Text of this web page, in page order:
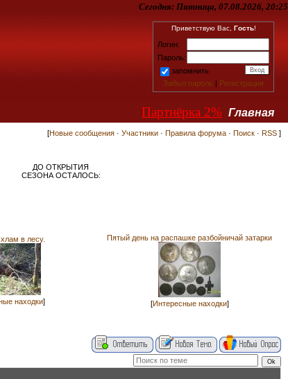
Сегодня: Пятница, 07.08.2026, 20:25
Приветствую Вас, Гость!
Логин:
Пароль:
запомнить
Забыл пароль | Регистрация
Партнёрка 2% Главная
[Новые сообщения · Участники · Правила форума · Поиск · RSS ]
ДО ОТКРЫТИЯ
СЕЗОНА ОСТАЛОСЬ:
в лесу.
находки]
Пятый день на распашке разбойничай затарки
[Интересные находки]